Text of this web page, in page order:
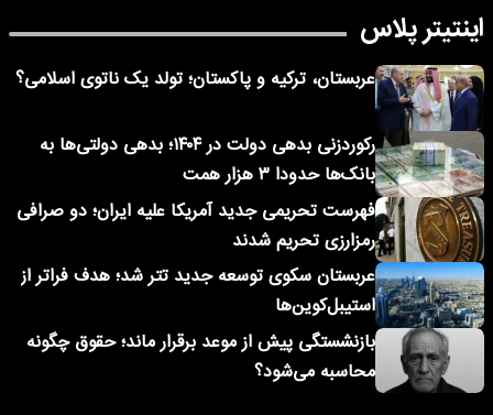
اینتیتر پلاس
عربستان، ترکیه و پاکستان؛ تولد یک ناتوی اسلامی؟
رکوردزنی بدهی دولت در ۱۴۰۴؛ بدهی دولتی‌ها به
بانک‌ها حدودا ۳ هزار همت
فهرست تحریمی جدید آمریکا علیه ایران؛ دو صرافی
رمزارزی تحریم شدند
عربستان سکوی توسعه جدید تتر شد؛ هدف فراتر از
استیبل‌کوین‌ها
بازنشستگی پیش از موعد برقرار ماند؛ حقوق چگونه
محاسبه می‌شود؟